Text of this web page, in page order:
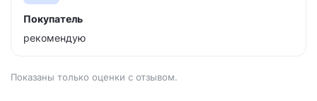
Покупатель
рекомендую
Показаны только оценки с отзывом.